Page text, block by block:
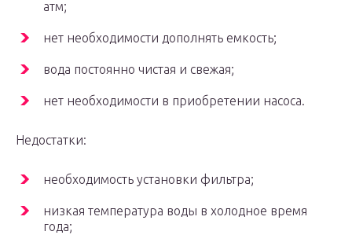
атм;
нет необходимости дополнять емкость;
вода постоянно чистая и свежая;
нет необходимости в приобретении насоса.
Недостатки:
необходимость установки фильтра;
низкая температура воды в холодное время
года;